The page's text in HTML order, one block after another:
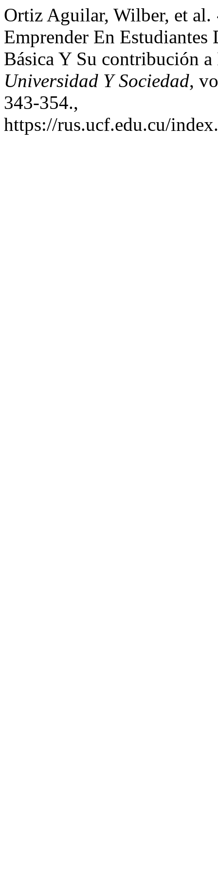
Ortiz Aguilar, Wilber, et al.
Emprender En Estudiantes
Básica Y Su contribución
Universidad Y Sociedad,
343-354.,
https://rus.ucf.edu.cu/